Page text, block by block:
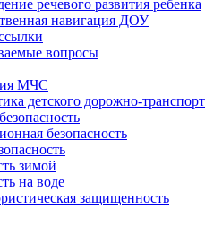
речевого развития ребенка
навигация ДОУ
вопросы
МЧС
детского дорожно-
безопасность
зимой
на воде
защищенность